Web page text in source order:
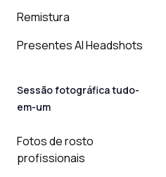
Remistura
Presentes AI Headshots
Sessão fotográfica tudo-
em-um
Fotos de rosto
profissionais